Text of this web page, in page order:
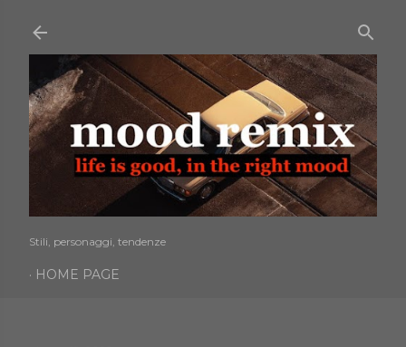
Stili, personaggi, tendenze
HOME PAGE